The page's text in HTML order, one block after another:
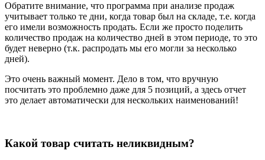
Обратите внимание, что программа при анализе продаж
учитывает только те дни, когда товар был на складе, т.е. когда
его имели возможность продать. Если же просто поделить
количество продаж на количество дней в этом периоде, то это
будет неверно (т.к. распродать мы его могли за несколько
дней).
Это очень важный момент. Дело в том, что вручную
посчитать это проблемно даже для 5 позиций, а здесь отчет
это делает автоматически для нескольких наименований!
Какой товар считать неликвидным?